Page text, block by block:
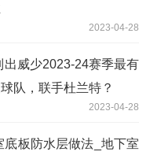
2023-04-28
出威少2023-24赛季最有
队，联手杜兰特？
2023-04-28
底板防水层做法_地下室